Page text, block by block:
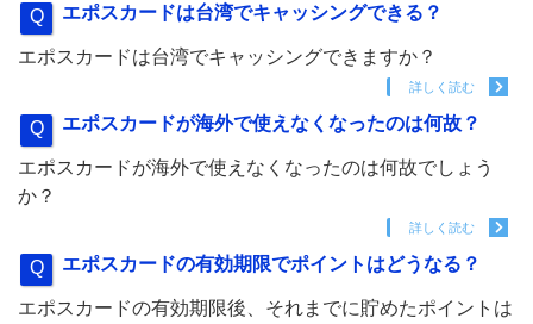
エポスカードは台湾でキャッシングできる？
エポスカードは台湾でキャッシングできますか？
詳しく読む
エポスカードが海外で使えなくなったのは何故？
エポスカードが海外で使えなくなったのは何故でしょう
か？
詳しく読む
エポスカードの有効期限でポイントはどうなる？
エポスカードの有効期限後、それまでに貯めたポイントは